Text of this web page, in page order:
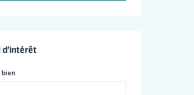
d’intérêt
bien